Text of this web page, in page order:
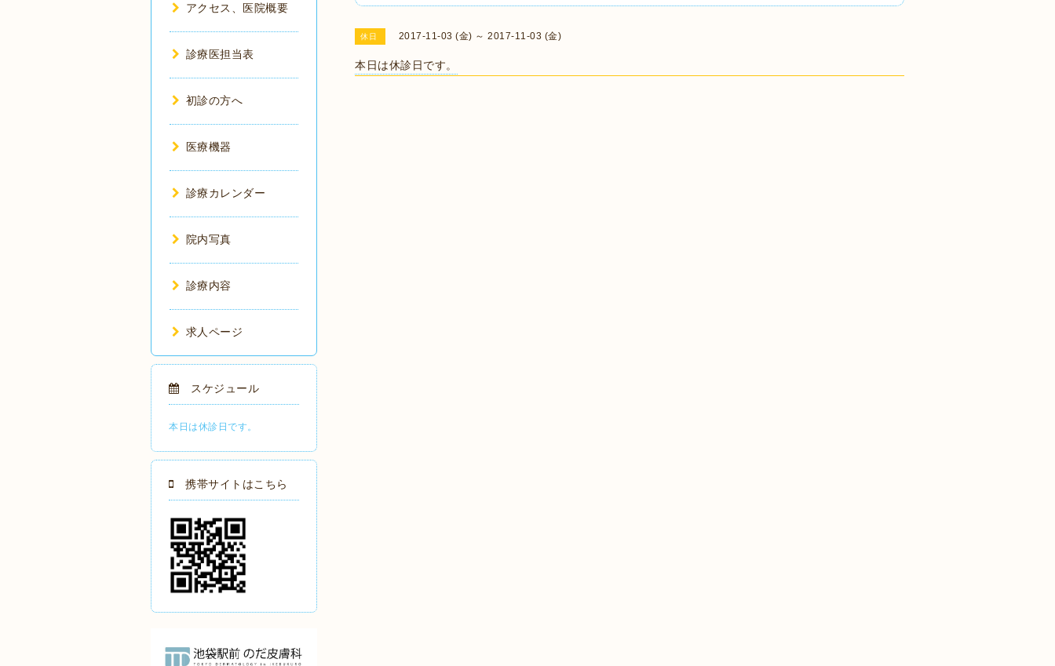
休日 2017-11-03 (金) ～ 2017-11-03 (金)
本日は休診日です。
アクセス、医院概要
診療医担当表
初診の方へ
医療機器
診療カレンダー
院内写真
診療内容
求人ページ
スケジュール
本日は休診日です。
携帯サイトはこちら